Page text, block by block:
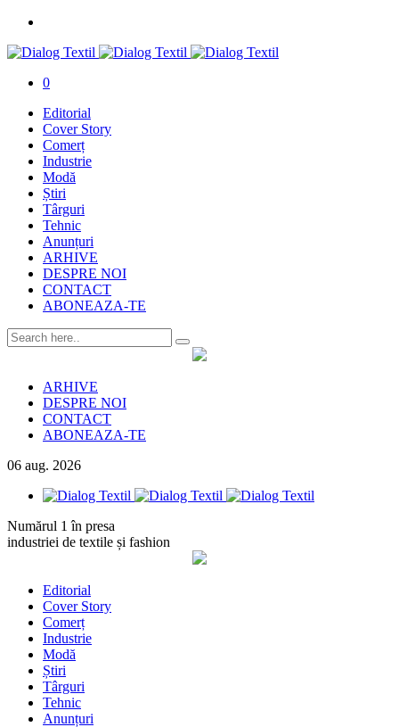
0
Editorial
Cover Story
Comerț
Industrie
Modă
Știri
Târguri
Tehnic
Anunțuri
ARHIVE
DESPRE NOI
CONTACT
ABONEAZA-TE
ARHIVE
DESPRE NOI
CONTACT
ABONEAZA-TE
06 aug. 2026
Numărul 1 în presa
industriei de textile și fashion
Editorial
Cover Story
Comerț
Industrie
Modă
Știri
Târguri
Tehnic
Anunțuri